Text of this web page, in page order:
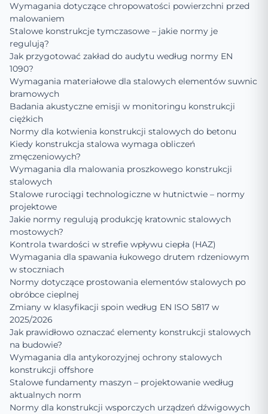
Wymagania dotyczące chropowatości powierzchni przed
malowaniem
Stalowe konstrukcje tymczasowe – jakie normy je
regulują?
Jak przygotować zakład do audytu według normy EN
1090?
Wymagania materiałowe dla stalowych elementów suwnic
bramowych
Badania akustyczne emisji w monitoringu konstrukcji
ciężkich
Normy dla kotwienia konstrukcji stalowych do betonu
Kiedy konstrukcja stalowa wymaga obliczeń
zmęczeniowych?
Wymagania dla malowania proszkowego konstrukcji
stalowych
Stalowe rurociągi technologiczne w hutnictwie – normy
projektowe
Jakie normy regulują produkcję kratownic stalowych
mostowych?
Kontrola twardości w strefie wpływu ciepła (HAZ)
Wymagania dla spawania łukowego drutem rdzeniowym
w stoczniach
Normy dotyczące prostowania elementów stalowych po
obróbce cieplnej
Zmiany w klasyfikacji spoin według EN ISO 5817 w
2025/2026
Jak prawidłowo oznaczać elementy konstrukcji stalowych
na budowie?
Wymagania dla antykorozyjnej ochrony stalowych
konstrukcji offshore
Stalowe fundamenty maszyn – projektowanie według
aktualnych norm
Normy dla konstrukcji wsporczych urządzeń dźwigowych